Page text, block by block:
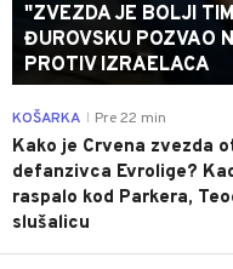
"ZVEZDA JE BOLJI
ĐUROVSKU POZVAO
PROTIV IZRAELACA
KOŠARKA Pre 22 min
Kako je Crvena zvezda
defanzivca Evrolige?
raspalo kod Parkera,
slušalicu